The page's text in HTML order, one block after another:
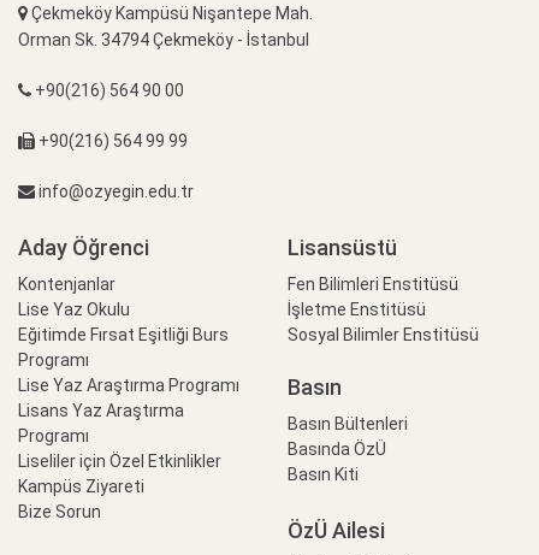
Çekmeköy Kampüsü Nişantepe Mah.
Orman Sk. 34794 Çekmeköy - İstanbul
+90(216) 564 90 00
+90(216) 564 99 99
info@ozyegin.edu.tr
Aday Öğrenci
Kontenjanlar
Lise Yaz Okulu
Eğitimde Fırsat Eşitliği Burs
Programı
Lise Yaz Araştırma Programı
Lisans Yaz Araştırma
Programı
Liseliler için Özel Etkinlikler
Kampüs Ziyareti
Bize Sorun
Lisansüstü
Fen Bilimleri Enstitüsü
İşletme Enstitüsü
Sosyal Bilimler Enstitüsü
Basın
Basın Bültenleri
Basında ÖzÜ
Basın Kiti
ÖzÜ Ailesi